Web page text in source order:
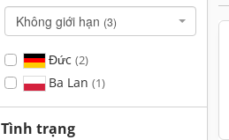
Không giới hạn (3)
Đức (2)
Ba Lan (1)
Tình trạng